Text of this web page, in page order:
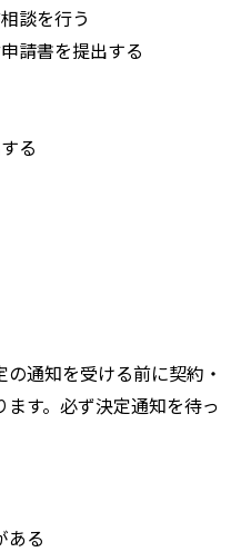
談を行う
請書を提出する
る
通知を受ける前に契約・
す。必ず決定通知を待っ
ある